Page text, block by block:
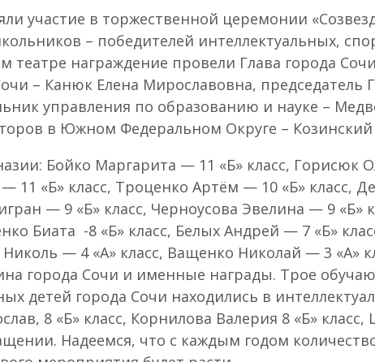
участие в торжественной церемонии
– победителей интеллектуальных,
награждение провели Глава города
– Канюк Елена Мирославовна, председатель
управления по образованию и науке –
в Южном Федеральном Округе –
Бойко Маргарита — 11 «Б» класс, Горисюк
11 «Б» класс, Троценко Артём — 10 «Б» класс,
— 9 «Б» класс, Черноусова Эвелина — 9 «Б»
Биата -8 «Б» класс, Белых Андрей — 7 «Б»
Николь — 4 «А» класс, Ващенко Николай — 3
города Сочи и именные награды. Трое
детей города Сочи находились в
8 «Б» класс, Корнилова Валерия 8 «Б»
Надеемся, что с каждым годом